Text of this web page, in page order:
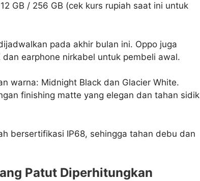
GB / 256 GB (cek kurs rupiah saat ini untuk
pada akhir bulan ini. Oppo juga
earphone nirkabel untuk pembeli awal.
warna: Midnight Black dan Glacier White.
finishing matte yang elegan dan tahan sidik
bersertifikasi IP68, sehingga tahan debu dan
Patut Diperhitungkan